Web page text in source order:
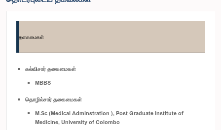
தகைமைகள்
கல்விசார் தகைமைகள்
MBBS
தொழில்சார் தகைமைகள்
M.Sc (Medical Adminstration ), Post Graduate Institute of
Medicine, University of Colombo